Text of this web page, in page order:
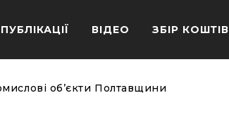
ПУБЛІКАЦІЇ ВІДЕО ЗБІР КОШТІВ
об’єкти Полтавщини